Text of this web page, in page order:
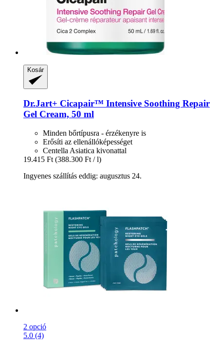
Kosár
Dr.Jart+ Cicapair™ Intensive Soothing Repair
Gel Cream, 50 ml
Minden bőrtípusra - érzékenyre is
Erősíti az ellenállóképességet
Centella Asiatica kivonattal
19.415 Ft (388.300 Ft / l)
Ingyenes szállítás eddig: augusztus 24.
2 opció
5.0 (4)